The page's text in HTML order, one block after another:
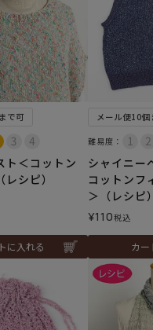
で可
ト＜コットン
シピ）
に入れる
メール便10個
難易度：
シャイニー
コットンフ
＞（レシピ）
¥110税込
カー